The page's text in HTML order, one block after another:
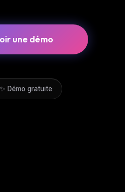
une démo
✨ Démo gratuite